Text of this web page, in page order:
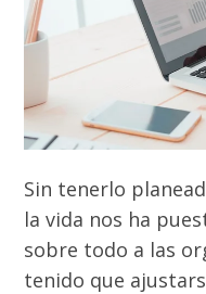
Sin tenerlo
la vida nos ha
sobre todo a las
tenido que